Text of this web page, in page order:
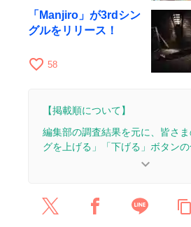
「Manjiro」が3rdシン
グルをリリース！
favorite_border 58
【掲載順について】
編集部の調査結果を元に、皆さ
グを上げる」「下げる」ボタン
2025/10/1：1本のレビューを追加・
keyboard_arrow_down
content_copy